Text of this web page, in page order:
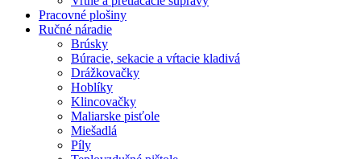
Pracovné plošiny
Ručné náradie
Brúsky
Búracie, sekacie a vŕtacie kladivá
Drážkovačky
Hoblíky
Klincovačky
Maliarske pisťole
Miešadlá
Píly